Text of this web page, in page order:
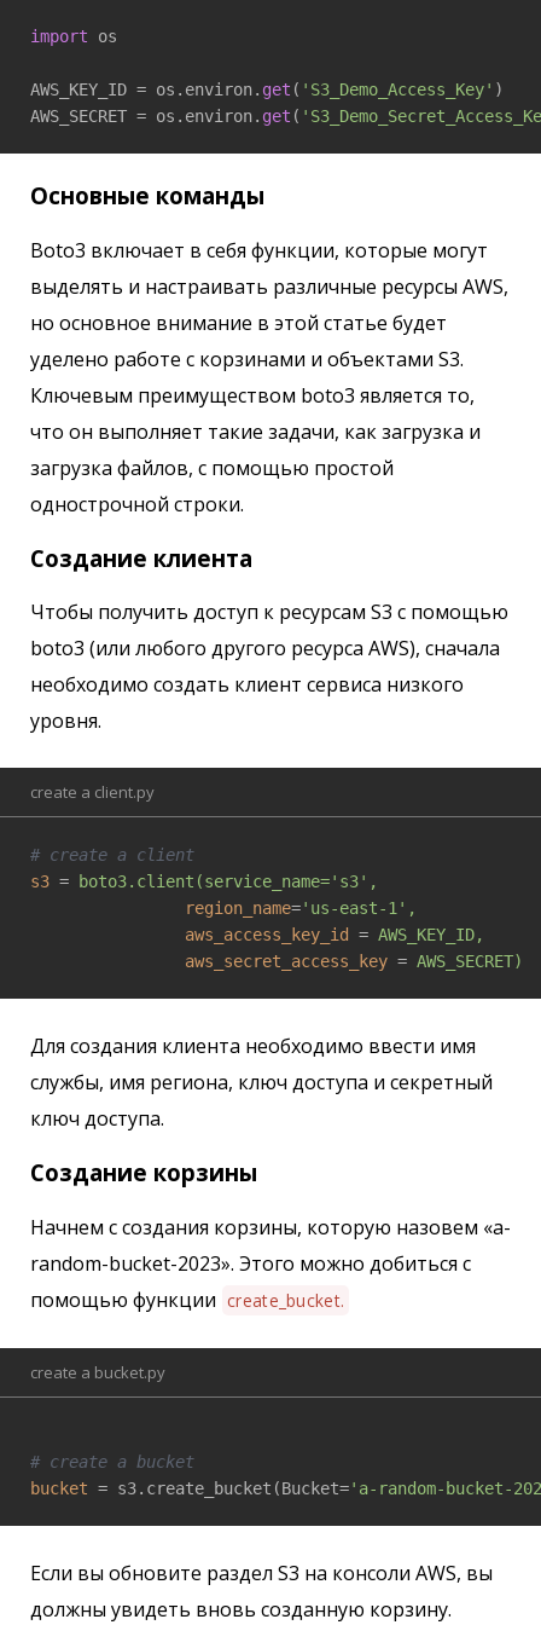
import os
AWS_KEY_ID = os.environ. get ( 'S3_Demo_Access_Key' )
AWS_SECRET = os.environ. get (
Основные команды
Boto3 включает в себя функции, которые могут
выделять и настраивать различные ресурсы AWS,
но основное внимание в этой статье будет
уделено работе с корзинами и объектами S3.
Ключевым преимуществом boto3 является то,
что он выполняет такие задачи, как загрузка и
загрузка файлов, с помощью простой
однострочной строки.
Создание клиента
Чтобы получить доступ к ресурсам S3 с помощью
boto3 (или любого другого ресурса AWS), сначала
необходимо создать клиент сервиса низкого
уровня.
create a client.py
# create a client
s3 =
boto3.client(service_name='s3',
region_name='us-east-1',
aws_access_key_id
= AWS_KEY_ID,
aws_secret_access_key = AWS_SECRET)
Для создания клиента необходимо ввести имя
службы, имя региона, ключ доступа и секретный
ключ доступа.
Создание корзины
Начнем с создания корзины, которую назовем «a-
random-bucket-2023». Этого можно добиться с
помощью функции create_bucket.
create a bucket.py
# create a bucket
bucket = s3.create_bucket(Bucket='a-random-bucket-
Если вы обновите раздел S3 на консоли AWS, вы
должны увидеть вновь созданную корзину.